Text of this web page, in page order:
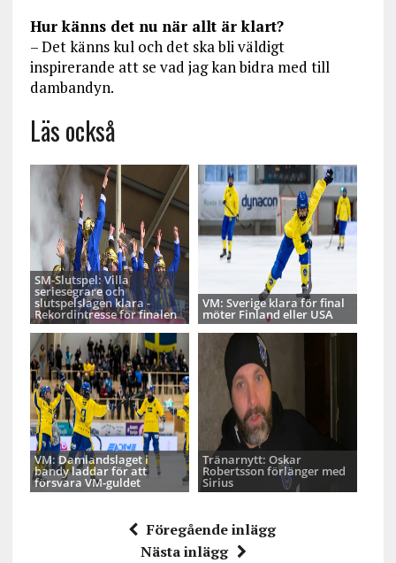
Hur känns det nu när allt är klart?
– Det känns kul och det ska bli väldigt
inspirerande att se vad jag kan bidra med till
dambandyn.
Läs också
SM-Slutspel: Villa
seriesegrare och
slutspelslagen klara -
Rekordintresse för finalen
VM: Sverige klara för final
möter Finland eller USA
VM: Damlandslaget i
bandy laddar för att
försvara VM-guldet
Tränarnytt: Oskar
Robertsson förlänger med
Sirius
Föregående inlägg
Nästa inlägg